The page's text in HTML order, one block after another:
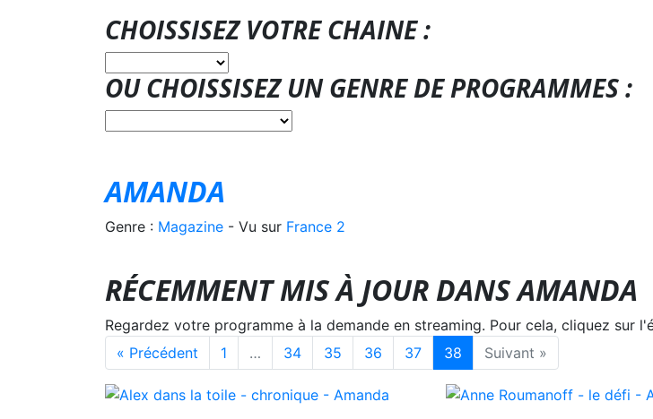
CHOISSISEZ VOTRE CHAINE :
OU CHOISSISEZ UN GENRE DE PROGRAMMES :
AMANDA
Genre : Magazine - Vu sur France 2
RÉCEMMENT MIS À JOUR DANS AMANDA
Regardez votre programme à la demande en streaming. Pour cela, cliquez sur
« Précédent
1 … 34 35 36 37 38 Suivant »